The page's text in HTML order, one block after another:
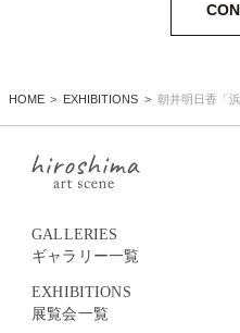
HOME EXHIBITIONS 朝井明日香「
GALLERIES
ギャラリー一覧
EXHIBITIONS
展覧会一覧